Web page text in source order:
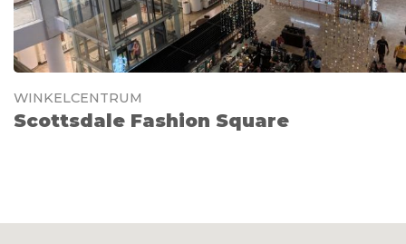
WINKELCENTRUM
Scottsdale Fashion Square